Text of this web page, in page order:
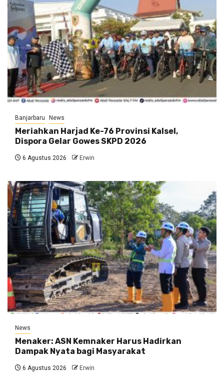
Banjarbaru News
Meriahkan Harjad Ke-76 Provinsi Kalsel,
Dispora Gelar Gowes SKPD 2026
6 Agustus 2026 Erwin
News
Menaker: ASN Kemnaker Harus Hadirkan
Dampak Nyata bagi Masyarakat
6 Agustus 2026 Erwin